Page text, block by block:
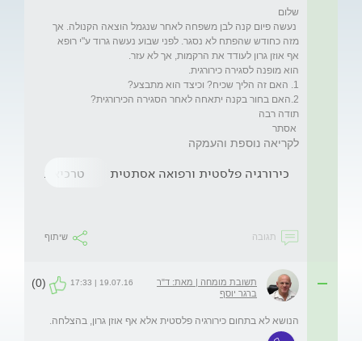
נעשה פיום קנה לבן משפחה לאחר שנגמל הוצאה הקנולה. אך
מזה כחודש שהפתח לא נסגר. לפני שבוע נעשה גרוד ע"י רופא
לקריאה נוספת והעמקה
כירורגיה פלסטית ורפואה אסתטית טרכיאוסטומיה
תגובה שיתוף
תשובת מומחה | מאת: ד"ר
ברגר יוסף
19.07.16 | 17:33
(0)
הנושא לא בתחום כירורגיה פלסטית אלא אף אוזן גרון, בהצלחה.